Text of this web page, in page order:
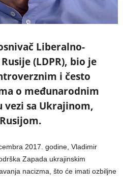
Liberalno-
(LDPR), bio je
i često
o međunarodnim
vezi sa Ukrajinom,
2017. godine, Vladimir
Zapada ukrajinskim
nacizma, što će imati ozbiljne